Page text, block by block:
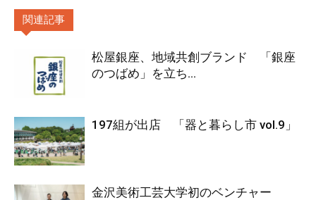
関連記事
松屋銀座、地域共創ブランド 「銀座
のつばめ」を立ち...
197組が出店 「器と暮らし市 vol.9」
金沢美術工芸大学初のベンチャー